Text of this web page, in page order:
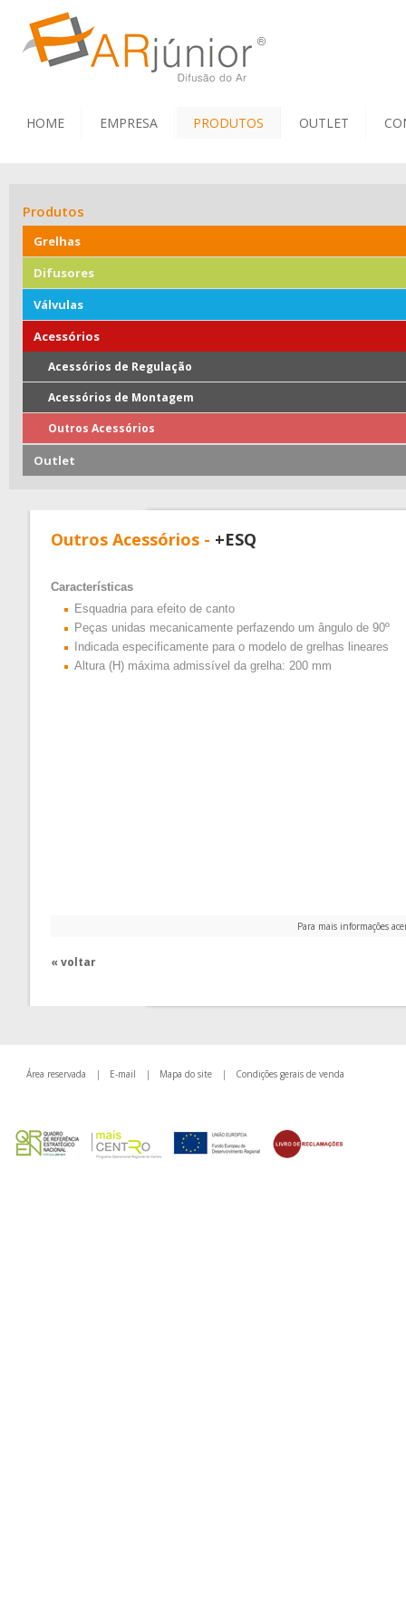
HOME EMPRESA PRODUTOS OUTLET
Produtos
Grelhas
Difusores
Válvulas
Acessórios
Acessórios de Regulação
Acessórios de Montagem
Outros Acessórios
Outlet
Outros Acessórios - +ESQ
Características
Esquadria para efeito de canto
Peças unidas mecanicamente perfazendo um ângulo de 90º
Indicada especificamente para o modelo de grelhas lineares
Altura (H) máxima admissível da grelha: 200 mm
Para mais informações
« voltar
Área reservada | E-mail | Mapa do site | Condições gerais de venda